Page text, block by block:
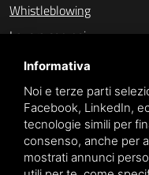
Whistleblowing
Lavora con noi
Amministrazione
Amministrazione
Accesso civico
SPONSOR
Informativa
Noi e terze parti
Facebook, LinkedIn,
tecnologie simili per
consenso, anche per
mostrati annunci